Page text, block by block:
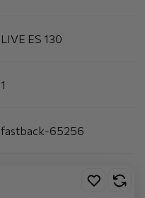
LIVE ES 130
1
fastback-65256